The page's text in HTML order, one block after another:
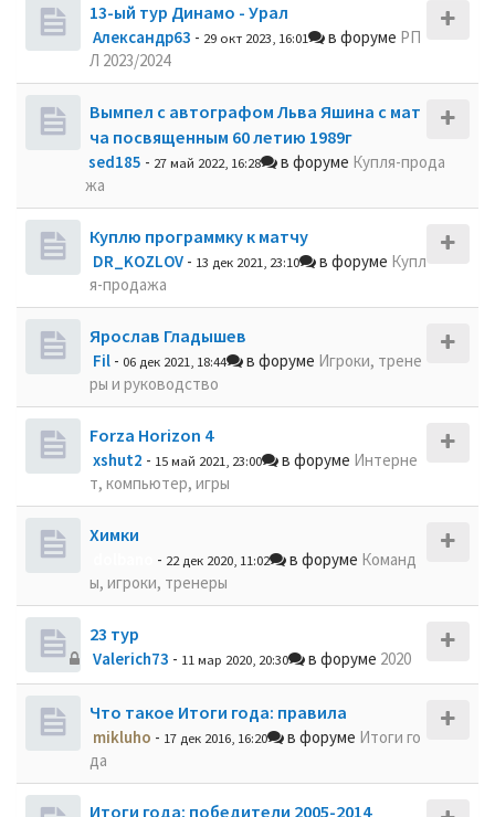
13-ый тур Динамо - Урал
Александр63 - 29 окт 2023, 16:01 в форуме РП
Л 2023/2024
Вымпел с автографом Льва Яшина с мат
ча посвященным 60 летию 1989г
sed185 - 27 май 2022, 16:28 в форуме Купля-прода
жа
Куплю программку к матчу
DR_KOZLOV - 13 дек 2021, 23:10 в форуме Купл
я-продажа
Ярослав Гладышев
Fil - 06 дек 2021, 18:44 в форуме Игроки, трене
ры и руководство
Forza Horizon 4
xshut2 - 15 май 2021, 23:00 в форуме Интерне
т, компьютер, игры
Химки
- 22 дек 2020, 11:02 в форуме Команд
ы, игроки, тренеры
23 тур
Valerich73 - 11 мар 2020, 20:30 в форуме 2020
Что такое Итоги года: правила
mikluho - 17 дек 2016, 16:20 в форуме Итоги го
да
Итоги года: победители 2005-2014